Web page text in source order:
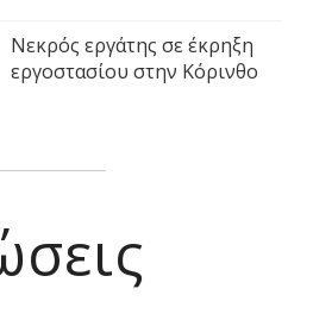
Νεκρός εργάτης σε έκρηξη
εργοστασίου στην Κόρινθο